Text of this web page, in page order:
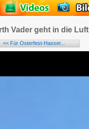
Vader geht in die Luft
<< Für Osterfest-Hasser...